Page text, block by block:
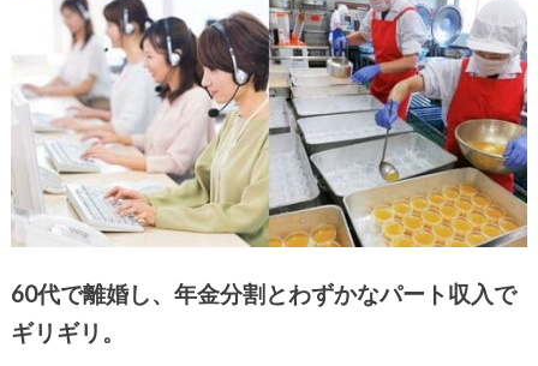
60代で離婚し、年金分割とわずかなパート収入で
ギリギリ。